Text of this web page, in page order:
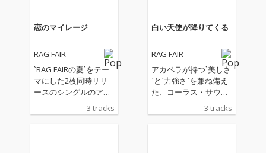
恋のマイレージ
RAG FAIR
`RAG FAIRの夏`をテー
マにした2枚同時リリ
ースのシングルのアッ
チ・ボーイズ的なハー
3 tracks
白い天使が降りてくる
RAG FAIR
アカペラが持つ`美しさ
`と`力強さ`を兼ね備え
た、コーラス・サウン
ドに、シングルでは初
の4人のヴォーカルに
3 tracks